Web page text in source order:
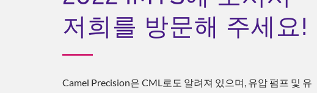
저희를 방문해 주세요!
Camel Precision은 CML로도 알려져 있으며, 유압 펌프 및 유